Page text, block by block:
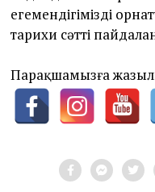
егемендігімізді
тарихи сәтті
Парақшамызға